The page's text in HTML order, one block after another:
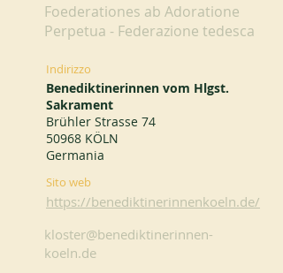
Foederationes ab Adoratione
Perpetua - Federazione tedesca
Indirizzo
Benediktinerinnen vom Hlgst.
Sakrament
Brühler Strasse 74
50968 KÖLN
Germania
Sito web
https://benediktinerinnenkoeln.de/
kloster@benediktinerinnen-
koeln.de